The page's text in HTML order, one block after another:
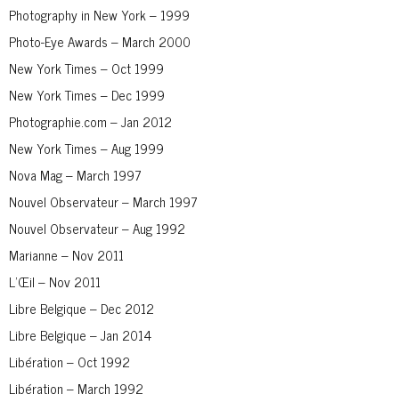
Photography in New York – 1999
Photo-Eye Awards – March 2000
New York Times – Oct 1999
New York Times – Dec 1999
Photographie.com – Jan 2012
New York Times – Aug 1999
Nova Mag – March 1997
Nouvel Observateur – March 1997
Nouvel Observateur – Aug 1992
Marianne – Nov 2011
L’Œil – Nov 2011
Libre Belgique – Dec 2012
Libre Belgique – Jan 2014
Libération – Oct 1992
Libération – March 1992